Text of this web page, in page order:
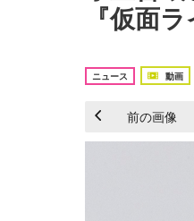
『仮面
ニュース 動画
前の画像